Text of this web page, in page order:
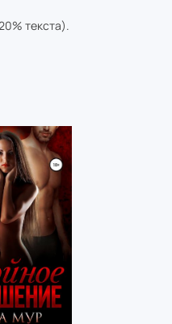
текста).